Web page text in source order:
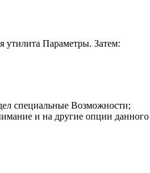
Параметры. Затем:
специальные Возможности;
и на другие опции